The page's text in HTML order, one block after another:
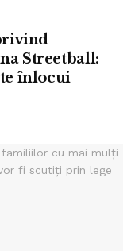
Streetball:
înlocui